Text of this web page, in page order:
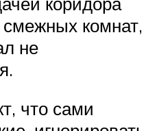
комнат,
не
что сами